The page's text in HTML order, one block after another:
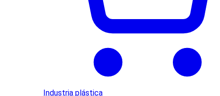
Industria plástica